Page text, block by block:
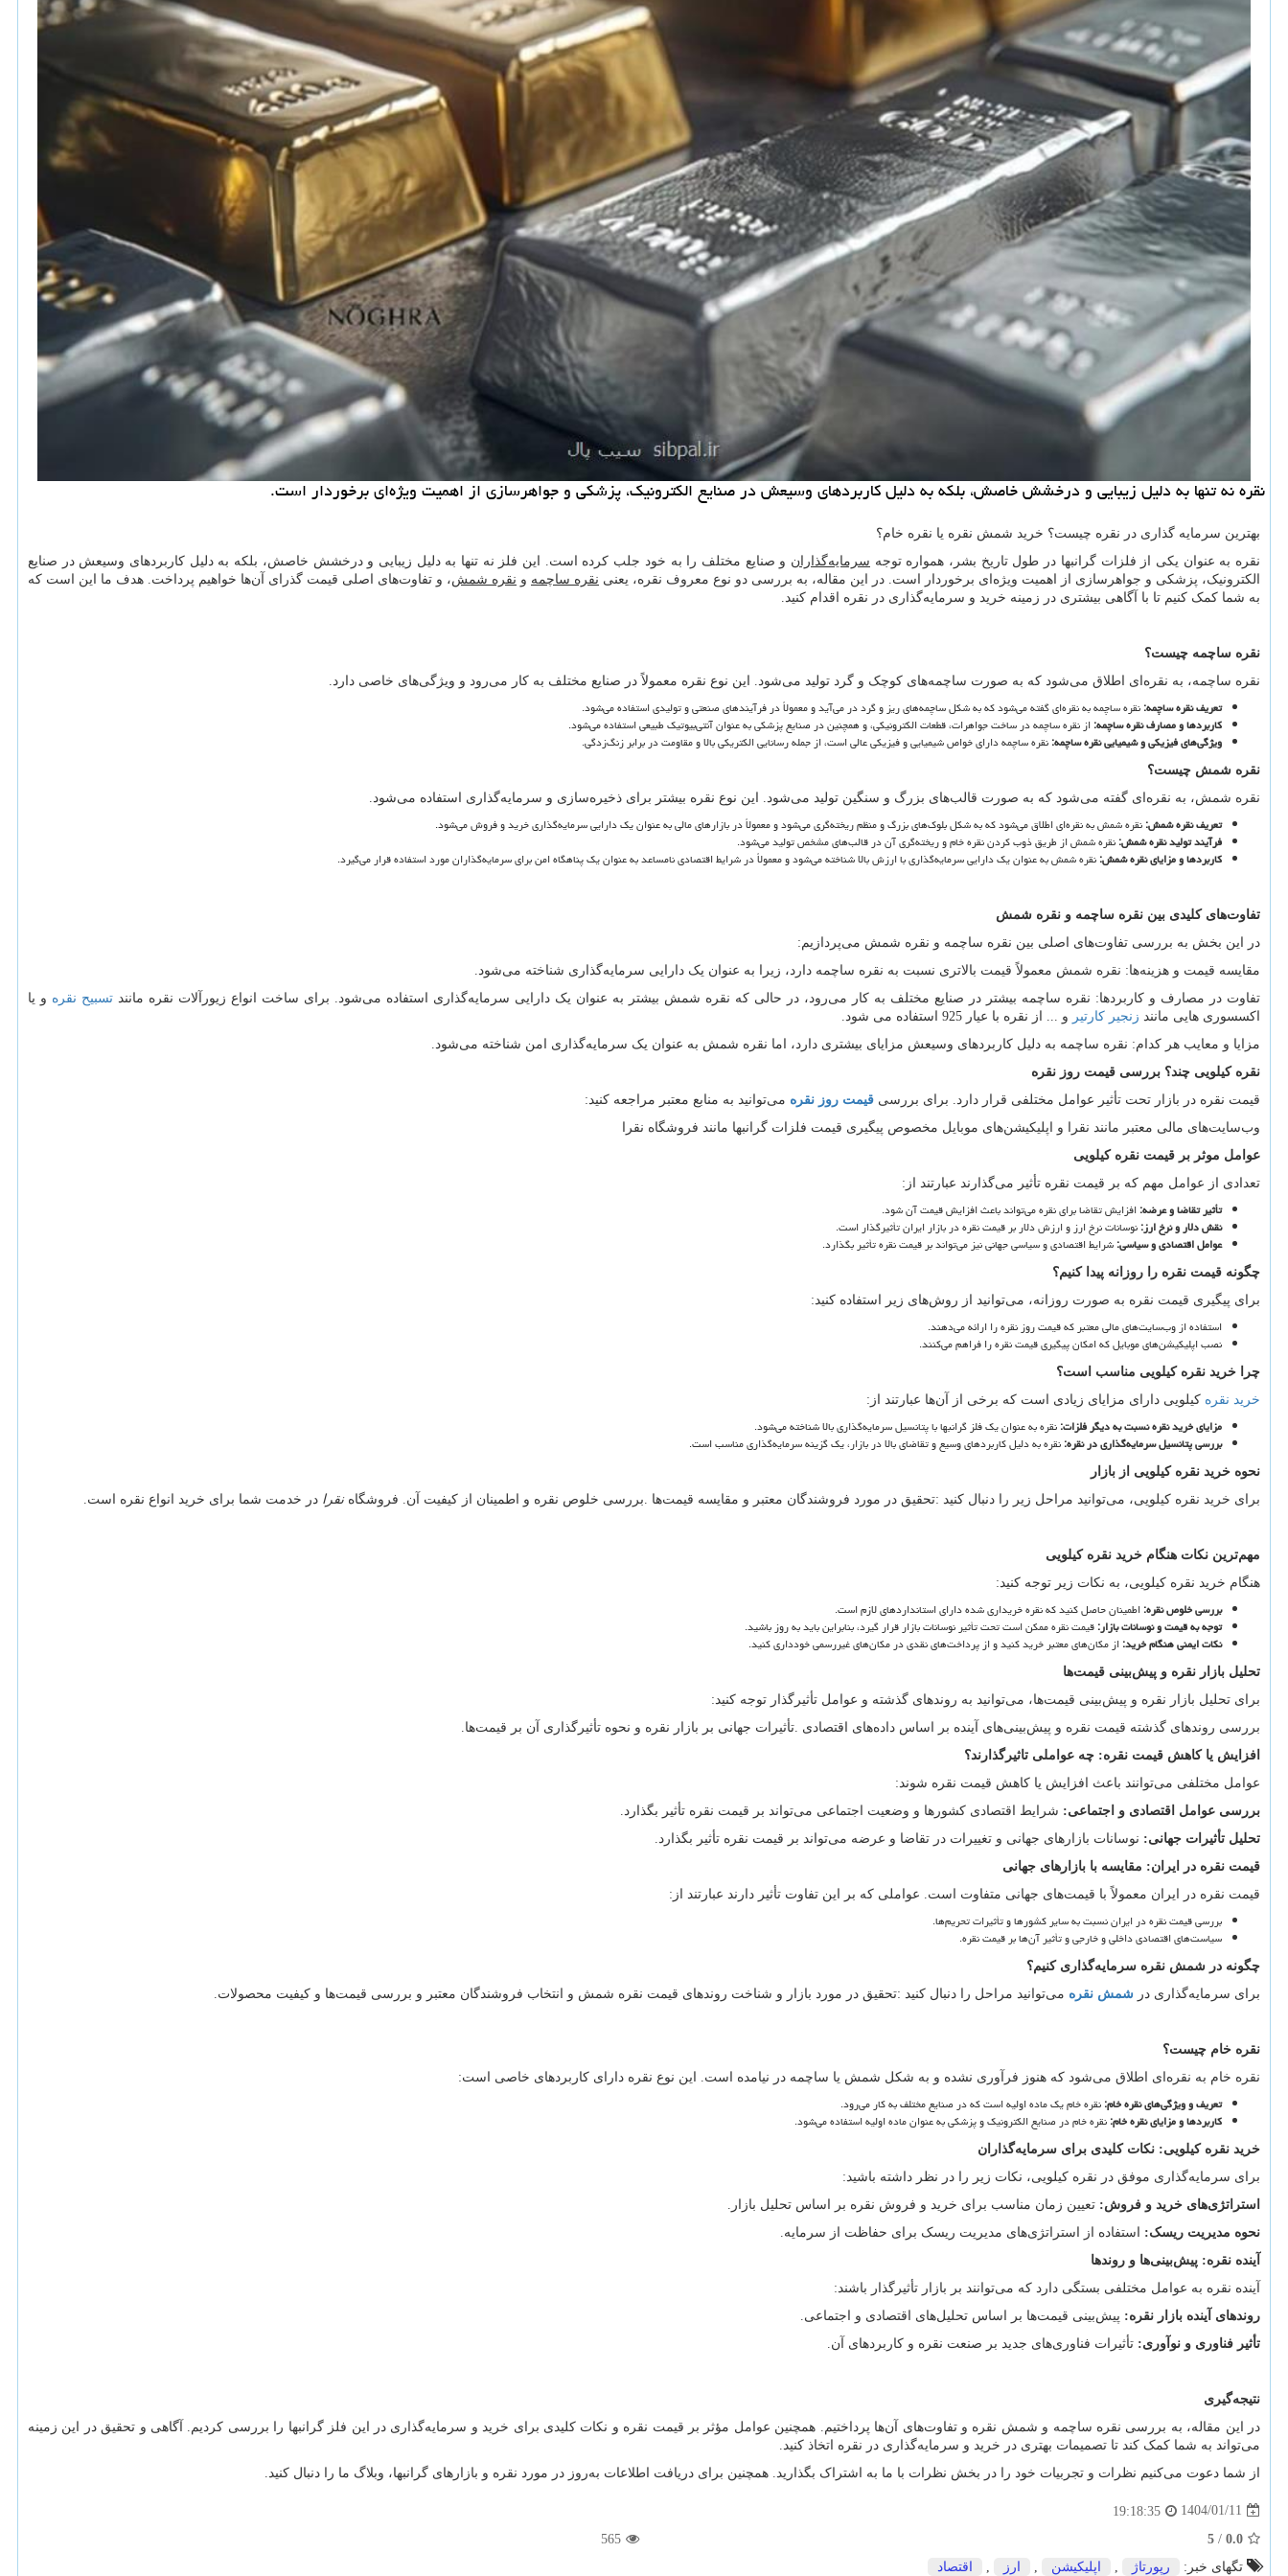
نقره نه تنها به دلیل زیبایی و درخشش خاصش، بلکه به دلیل کاربردهای وسیعش در صنایع الکترونیک، پزشکی و جواهرسازی از اهمیت ویژه‌ای برخوردار است.
بهترین سرمایه گذاری در نقره چیست؟ خرید شمش نقره یا نقره خام؟
نقره به عنوان یکی از فلزات گرانبها در طول تاریخ بشر، همواره توجه سرمایهگذاران و صنایع مختلف را به خود جلب کرده است. این فلز نه تنها به دلیل زیبایی و درخشش خاصش، بلکه به دلیل کاربردهای وسیعش در صنایع
الکترونیک، پزشکی و جواهرسازی از اهمیت ویژه ای برخوردار است. در این مقاله، به بررسی دو نوع معروف نقره، یعنی نقره ساچمه و نقره شمش، و تفاوتهای اصلی قیمت گذرای آنها خواهیم پرداخت. هدف ما این است که
به شما کمک کنیم تا با آگاهی بیشتری در زمینه خرید و سرمایهگذاری در نقره اقدام کنید.
نقره ساچمه چیست؟
نقره ساچمه، به نقره ای اطلاق میشود که به صورت ساچمههای کوچک و گرد تولید میشود. این نوع نقره معمولاً در صنایع مختلف به کار میرود و ویژگیهای خاصی دارد.
تعریف نقره ساچمه:نقره ساچمه به نقرهای گفته میشود که به شکل ساچمههای ریز و گرد در میآید و معمولاً در فرآیندهای صنعتی و تولیدی استفاده میشود.
کاربردها و مصارف نقره ساچمه:از نقره ساچمه در ساخت جواهرات، قطعات الکترونیکی، و همچنین در صنایع پزشکی به عنوان آنتیبیوتیک طبیعی استفاده میشود.
ویژگیهای فیزیکی و شیمیایی نقره ساچمه:نقره ساچمه دارای خواص شیمیایی و فیزیکی عالی است، از جمله رسانایی الکتریکی بالا و مقاومت در برابر زنگزدگی.
نقره شمش چیست؟
نقره شمش، به نقره ای گفته میشود که به صورت قالبهای بزرگ و سنگین تولید میشود. این نوع نقره بیشتر برای ذخیرهسازی و سرمایهگذاری استفاده میشود.
تعریف نقره شمش:نقره شمش به نقرهای اطلاق میشود که به شکل بلوکهای بزرگ و منظم ریختهگری میشود و معمولاً در بازارهای مالی به عنوان یک دارایی سرمایهگذاری خرید و فروش میشود.
فرآیند تولید نقره شمش:نقره شمش از طریق ذوب کردن نقره خام و ریختهگری آن در قالبهای مشخص تولید میشود.
کاربردها و مزایای نقره شمش:نقره شمش به عنوان یک دارایی سرمایهگذاری با ارزش بالا شناخته میشود و معمولاً در شرایط اقتصادی نامساعد به عنوان یک پناهگاه امن برای سرمایهگذاران مورد استفاده قرار میگیرد.
تفاوتهای کلیدی بین نقره ساچمه و نقره شمش
در این بخش به بررسی تفاوتهای اصلی بین نقره ساچمه و نقره شمش میپردازیم:
مقایسه قیمت و هزینهها: نقره شمش معمولاً قیمت بالاتری نسبت به نقره ساچمه دارد، زیرا به عنوان یک دارایی سرمایهگذاری شناخته میشود.
تفاوت در مصارف و کاربردها: نقره ساچمه بیشتر در صنایع مختلف به کار میرود، در حالی که نقره شمش بیشتر به عنوان یک دارایی سرمایهگذاری استفاده میشود. برای ساخت انواع زیورآلات نقره مانند تسبیح نقره و یا
اکسسوری هایی مانند زنجیر کارتیر و ... از نقره با عیار 925 استفاده می شود.
مزایا و معایب هر کدام: نقره ساچمه به دلیل کاربردهای وسیعش مزایای بیشتری دارد، اما نقره شمش به عنوان یک سرمایهگذاری امن شناخته میشود.
نقره کیلویی چند؟ بررسی قیمت روز نقره
قیمت نقره در بازار تحت تأثیر عوامل مختلفی قرار دارد. برای بررسی قیمت روز نقره میتوانید به منابع معتبر مراجعه کنید:
وبسایتهای مالی معتبر مانند نقرا و اپلیکیشنهای موبایل مخصوص پیگیری قیمت فلزات گرانبها مانند فروشگاه نقرا
عوامل موثر بر قیمت نقره کیلویی
تعدادی از عوامل مهم که بر قیمت نقره تأثیر میگذارند عبارتند از:
تأثیر تقاضا و عرضه:افزایش تقاضا برای نقره میتواند باعث افزایش قیمت آن شود.
نقش دلار و نرخ ارز:نوسانات نرخ ارز و ارزش دلار بر قیمت نقره در بازار ایران تأثیرگذار است.
عوامل اقتصادی و سیاسی:شرایط اقتصادی و سیاسی جهانی نیز میتواند بر قیمت نقره تأثیر بگذارد.
چگونه قیمت نقره را روزانه پیدا کنیم؟
برای پیگیری قیمت نقره به صورت روزانه، میتوانید از روشهای زیر استفاده کنید:
استفاده از وبسایتهای مالی معتبر که قیمت روز نقره را ارائه میدهند.
نصب اپلیکیشنهای موبایل که امکان پیگیری قیمت نقره را فراهم میکنند.
چرا خرید نقره کیلویی مناسب است؟
خرید نقره کیلویی دارای مزایای زیادی است که برخی از آنها عبارتند از:
مزایای خرید نقره نسبت به دیگر فلزات:نقره به عنوان یک فلز گرانبها با پتانسیل سرمایهگذاری بالا شناخته میشود.
بررسی پتانسیل سرمایهگذاری در نقره:نقره به دلیل کاربردهای وسیع و تقاضای بالا در بازار، یک گزینه سرمایهگذاری مناسب است.
نحوه خرید نقره کیلویی از بازار
برای خرید نقره کیلویی، میتوانید مراحل زیر را دنبال کنید :تحقیق در مورد فروشندگان معتبر و مقایسه قیمتها .بررسی خلوص نقره و اطمینان از کیفیت آن. فروشگاهنقرا در خدمت شما برای خرید انواع نقره است.
مهمترین نکات هنگام خرید نقره کیلویی
هنگام خرید نقره کیلویی، به نکات زیر توجه کنید:
بررسی خلوص نقره:اطمینان حاصل کنید که نقره خریداری شده دارای استانداردهای لازم است.
توجه به قیمت و نوسانات بازار:قیمت نقره ممکن است تحت تأثیر نوسانات بازار قرار گیرد، بنابراین باید به روز باشید.
نکات ایمنی هنگام خرید:از مکانهای معتبر خرید کنید و از پرداختهای نقدی در مکانهای غیررسمی خودداری کنید.
تحلیل بازار نقره و پیشبینی قیمتها
برای تحلیل بازار نقره و پیشبینی قیمتها، میتوانید به روندهای گذشته و عوامل تأثیرگذار توجه کنید:
بررسی روندهای گذشته قیمت نقره و پیشبینیهای آینده بر اساس دادههای اقتصادی .تأثیرات جهانی بر بازار نقره و نحوه تأثیرگذاری آن بر قیمتها.
افزایش یا کاهش قیمت نقره: چه عواملی تاثیرگذارند؟
عوامل مختلفی میتوانند باعث افزایش یا کاهش قیمت نقره شوند:
بررسی عوامل اقتصادی و اجتماعی: شرایط اقتصادی کشورها و وضعیت اجتماعی میتواند بر قیمت نقره تأثیر بگذارد.
تحلیل تأثیرات جهانی: نوسانات بازارهای جهانی و تغییرات در تقاضا و عرضه میتواند بر قیمت نقره تأثیر بگذارد.
قیمت نقره در ایران: مقایسه با بازارهای جهانی
قیمت نقره در ایران معمولاً با قیمتهای جهانی متفاوت است. عواملی که بر این تفاوت تأثیر دارند عبارتند از:
بررسی قیمت نقره در ایران نسبت به سایر کشورها و تأثیرات تحریمها.
سیاستهای اقتصادی داخلی و خارجی و تأثیر آنها بر قیمت نقره.
چگونه در شمش نقره سرمایهگذاری کنیم؟
برای سرمایهگذاری در شمش نقره میتوانید مراحل را دنبال کنید :تحقیق در مورد بازار و شناخت روندهای قیمت نقره شمش و انتخاب فروشندگان معتبر و بررسی قیمتها و کیفیت محصولات.
نقره خام چیست؟
نقره خام به نقره ای اطلاق میشود که هنوز فرآوری نشده و به شکل شمش یا ساچمه در نیامده است. این نوع نقره دارای کاربردهای خاصی است:
تعریف و ویژگیهای نقره خام:نقره خام یک ماده اولیه است که در صنایع مختلف به کار میرود.
کاربردها و مزایای نقره خام:نقره خام در صنایع الکترونیک و پزشکی به عنوان ماده اولیه استفاده میشود.
خرید نقره کیلویی: نکات کلیدی برای سرمایهگذاران
برای سرمایهگذاری موفق در نقره کیلویی، نکات زیر را در نظر داشته باشید:
استراتژیهای خرید و فروش: تعیین زمان مناسب برای خرید و فروش نقره بر اساس تحلیل بازار.
نحوه مدیریت ریسک: استفاده از استراتژیهای مدیریت ریسک برای حفاظت از سرمایه.
آینده نقره: پیشبینیها و روندها
آینده نقره به عوامل مختلفی بستگی دارد که میتوانند بر بازار تأثیرگذار باشند:
روندهای آینده بازار نقره: پیشبینی قیمتها بر اساس تحلیلهای اقتصادی و اجتماعی.
تأثیر فناوری و نوآوری: تأثیرات فناوریهای جدید بر صنعت نقره و کاربردهای آن.
نتیجهگیری
در این مقاله، به بررسی نقره ساچمه و شمش نقره و تفاوتهای آنها پرداختیم. همچنین عوامل مؤثر بر قیمت نقره و نکات کلیدی برای خرید و سرمایهگذاری در این فلز گرانبها را بررسی کردیم. آگاهی و تحقیق در این زمینه
میتواند به شما کمک کند تا تصمیمات بهتری در خرید و سرمایهگذاری در نقره اتخاذ کنید.
از شما دعوت میکنیم نظرات و تجربیات خود را در بخش نظرات با ما به اشتراک بگذارید. همچنین برای دریافت اطلاعات بهروز در مورد نقره و بازارهای گرانبها، وبلاگ ما را دنبال کنید.
1404/01/11
19:18:35
0.0
/
5
565
تگهای خبر:
رپورتاژ , اپلیكیشن , ارز , اقتصاد